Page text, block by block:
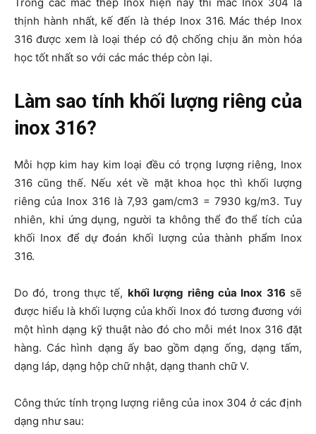
thịnh hành nhất, kế đến là thép Inox 316. Mác thép Inox
316 được xem là loại thép có độ chống chịu ăn mòn hóa
học tốt nhất so với các mác thép còn lại.
Làm sao tính khối lượng riêng của
inox 316?
Mỗi hợp kim hay kim loại đều có trọng lượng riêng, Inox
316 cũng thế. Nếu xét về mặt khoa học thì khối lượng
riêng của Inox 316 là 7,93 gam/cm3 = 7930 kg/m3. Tuy
nhiên, khi ứng dụng, người ta không thể đo thể tích của
khối Inox để dự đoán khối lượng của thành phẩm Inox
316.
Do đó, trong thực tế, khối lượng riêng của Inox 316 sẽ
được hiểu là khối lượng của khối Inox đó tương đương với
một hình dạng kỹ thuật nào đó cho mỗi mét Inox 316 đặt
hàng. Các hình dạng ấy bao gồm dạng ống, dạng tấm,
dạng láp, dạng hộp chữ nhật, dạng thanh chữ V.
Công thức tính trọng lượng riêng của inox 304 ở các định
dạng như sau: